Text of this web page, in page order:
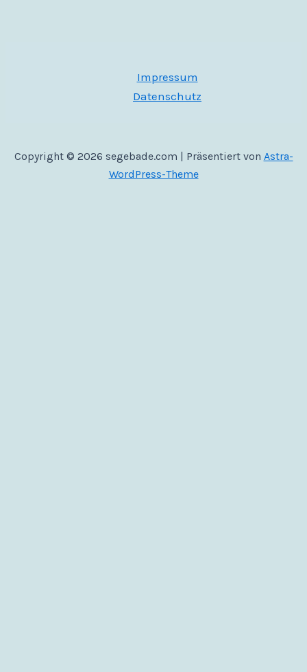
Impressum
Datenschutz
Copyright © 2026 segebade.com | Präsentiert von Astra-
WordPress-Theme